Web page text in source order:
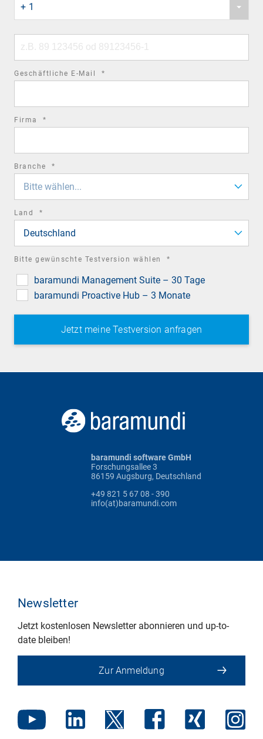
country
code
+ 1
number
Geschäftliche E-Mail *
Firma *
Branche *
Bitte wählen...
Land *
Deutschland
Bitte gewünschte Testversion wählen *
baramundi Management Suite – 30 Tage
baramundi Proactive Hub – 3 Monate
baramundi software GmbH
Forschungsallee 3
86159 Augsburg, Deutschland
+49 821 5 67 08 - 390
info(at)baramundi.com
Newsletter
Jetzt kostenlosen Newsletter abonnieren und up-to-
date bleiben!
Zur Anmeldung